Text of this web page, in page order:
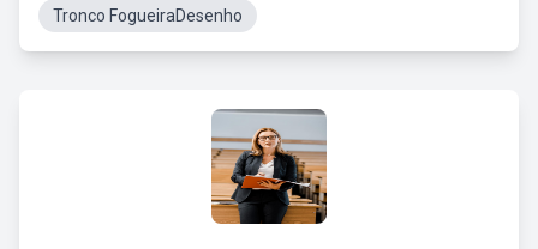
Tronco FogueiraDesenho